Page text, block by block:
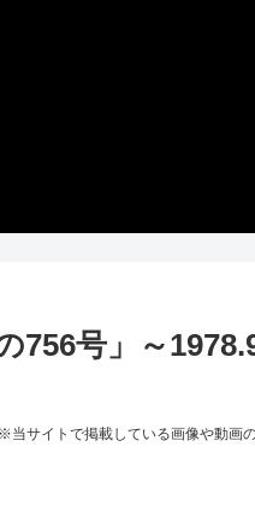
756号」～
※当サイトで掲載している画像や動画